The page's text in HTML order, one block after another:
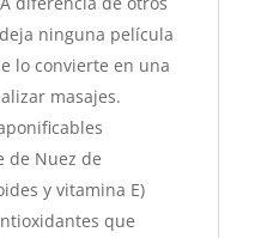
ninguna película
lo convierte en una
masajes.
de Nuez de
y vitamina E)
que